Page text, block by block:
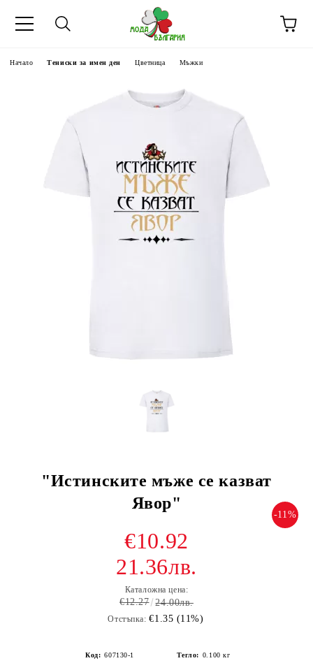
Начало Тениски за имен ден Цветница Мъжки
"Истинските мъже се казват
Явор"
-11%
€10.92
21.36лв.
Каталожна цена:
€12.27 24.00лв.
Отстъпка: €1.35 (11%)
Код: 607130-1 Тегло: 0.100 кг